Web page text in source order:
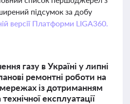
підсумок за добу
версії Платформи LIGA360.
газу в Україні у липні
ремонтні роботи на
із дотриманням
експлуатації